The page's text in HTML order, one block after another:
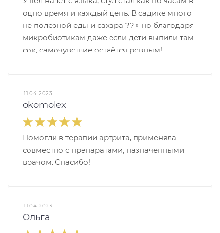
одно время и каждый день. В садике много
не полезной еды и сахара ??‍♀️ но благодаря
микробиотикам даже если дети выпили там
сок, самочувствие остаётся ровным!
11.04.2023
okomolex
Помогли в терапии артрита, применяла
совместно с препаратами, назначенными
врачом. Спасибо!
11.04.2023
Ольга